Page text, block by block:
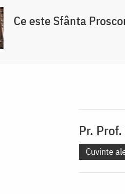
Ce este Sfânta
Pr.
Cuvinte